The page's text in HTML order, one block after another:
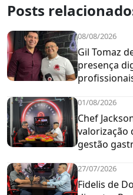
Posts
08/08/2026
Gil Tomaz
presença
01/08/2026
Chef
valorização
gestão
27/07/2026
Fidelis de